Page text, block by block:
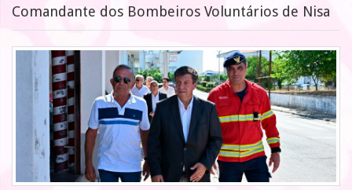
Comandante dos Bombeiros Voluntários de Nisa